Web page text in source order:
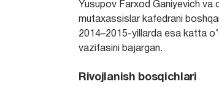
Yusupov Farxod Ganiyevich va
mutaxassislar kafedrani
2014–2015-yillarda esa katta
vazifasini bajargan.
Rivojlanish bosqichlari